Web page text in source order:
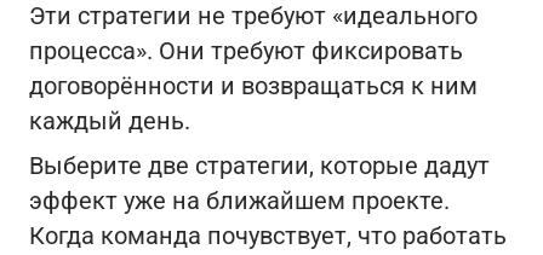
Эти стратегии не требуют «идеального
процесса». Они требуют фиксировать
договорённости и возвращаться к ним
каждый день.
Выберите две стратегии, которые дадут
эффект уже на ближайшем проекте.
Когда команда почувствует, что работать